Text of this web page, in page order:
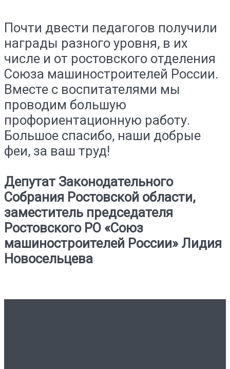
Почти двести педагогов получили
награды разного уровня, в их
числе и от ростовского отделения
Союза машиностроителей России.
Вместе с воспитателями мы
проводим большую
профориентационную работу.
Большое спасибо, наши добрые
феи, за ваш труд!
Депутат Законодательного
Собрания Ростовской области,
заместитель председателя
Ростовского РО «Союз
машиностроителей России» Лидия
Новосельцева